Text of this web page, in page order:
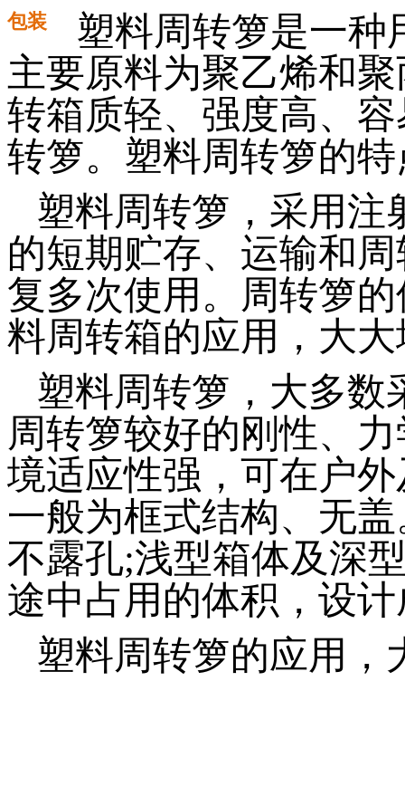
包装
塑料周转箩是一种
主要原料为聚乙烯和
转箱质轻、强度高、
转箩。塑料周转箩的
塑料周转箩，采用注
的短期贮存、运输和
复多次使用。周转箩
料周转箱的应用，大
塑料周转箩，大多数
周转箩较好的刚性、
境适应性强，可在户
一般为框式结构、无
不露孔;浅型箱体及深
途中占用的体积，设
塑料周转箩的应用，